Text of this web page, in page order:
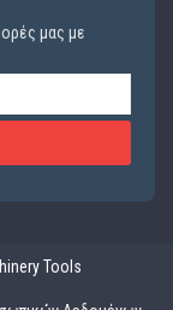
μας με
Tools